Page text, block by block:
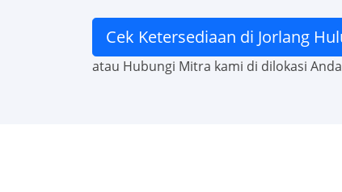
Cek Ketersediaan di Jorlang
atau Hubungi Mitra kami di dilokasi Anda